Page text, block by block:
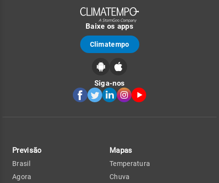
Baixe os apps
Climatempo
Siga-nos
Previsão
Brasil
Agora
Mapas
Temperatura
Chuva